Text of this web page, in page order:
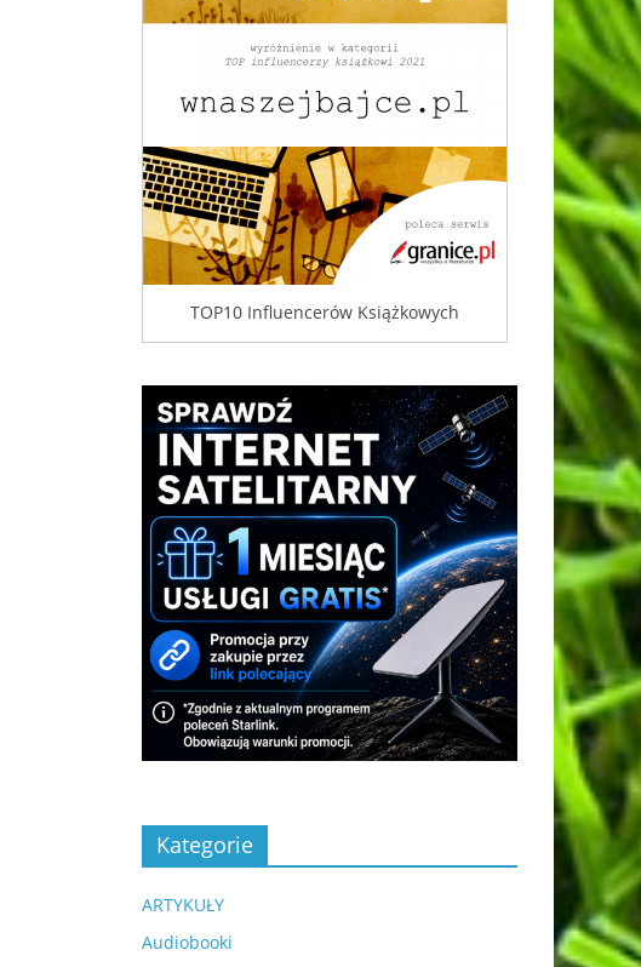
TOP10 Influencerów Książkowych
Kategorie
ARTYKUŁY
Audiobooki